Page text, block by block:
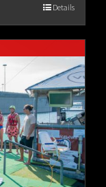
Details